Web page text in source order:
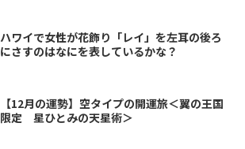
ハワイで女性が花飾り「レイ」を左耳の後ろ
にさすのはなにを表しているかな？
【12月の運勢】空タイプの開運旅＜翼の王国
限定 星ひとみの天星術＞